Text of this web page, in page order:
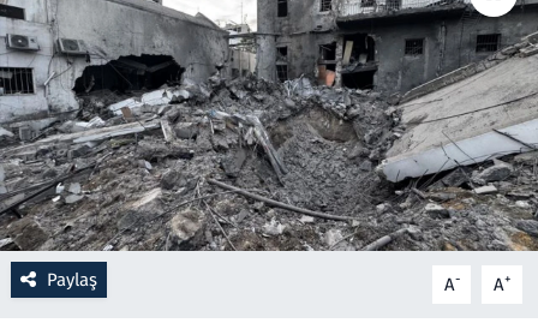
Paylaş A- A+
Resmi İlanlar
Rüya Tabirleri
Sağlık
Savunma Sanayi
Seçim 2023